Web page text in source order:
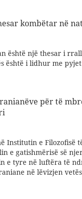
kombëtar në
është një thesar i
është i lidhur me
për të
Institutin e Filozofisë
e gatishmërisë së
e tyre në luftëra të
në lëvizjen